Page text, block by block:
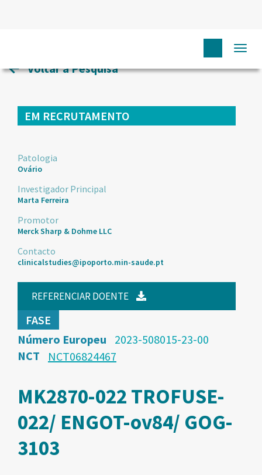
Voltar à Pesquisa
EM RECRUTAMENTO
Patologia
Ovário
Investigador Principal
Marta Ferreira
Promotor
Merck Sharp & Dohme LLC
Contacto
clinicalstudies@ipoporto.min-saude.pt
REFERENCIAR DOENTE
FASE
Número Europeu
2023-508015-23-00
NCT
NCT06824467
MK2870-022 TROFUSE-
022/ ENGOT-ov84/ GOG-
3103